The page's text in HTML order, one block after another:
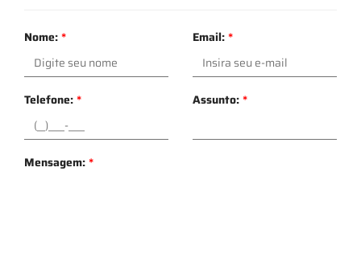
Nome:* Email:*
Telefone:* Assunto:*
Mensagem:*